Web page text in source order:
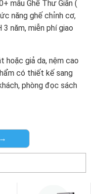
mẫu Ghế Thư Giãn (
năng ghế chỉnh cơ,
năm, miễn phí giao
hoặc giả da, nệm cao
có thiết kế sang
phòng đọc sách